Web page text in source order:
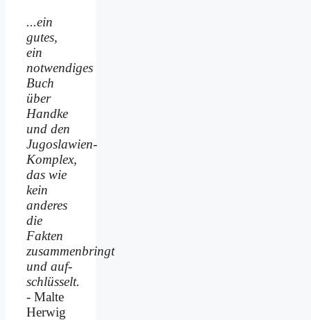
...ein
gutes,
ein
notwendiges
Buch
über
Handke
und den
Jugoslawien-
Komplex,
das wie
kein
anderes
die
Fakten
zusammenbringt
und auf­
schlüsselt.
- Malte
Herwig